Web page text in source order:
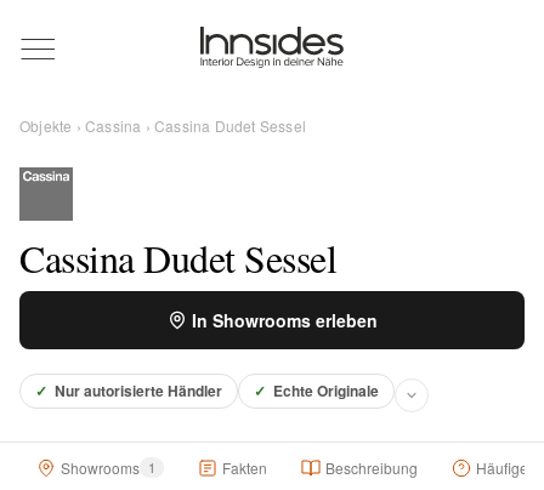
Magazin
Showrooms
Objekte
Über uns
Objekte ›Cassina › Cassina Dudet Sessel
Cassina Dudet Sessel
In Showrooms erleben
✓ Nur autorisierte Händler ✓ Echte Originale
Showrooms 1 Fakten Beschreibung Häufige